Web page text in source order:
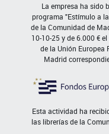
La empresa ha sido
programa "Estímulo a
de la Comunidad de
10-10-25 y de 6.000 €
de la Unión Europea
Madrid
Esta actividad ha
las librerías de la